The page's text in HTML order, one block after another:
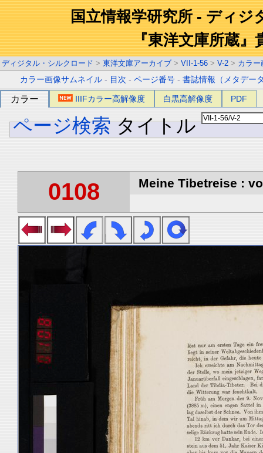
国立情報学研究所 - ディジ
『東洋文庫所蔵』
ディジタル・シルクロード > 東洋文庫アーカイブ > VII-1-56 > V-2 > カラー
カラー画像サムネイル - 目次 -ページ番号 -書誌情報（メタデー
カラー IIIFカラー高解像度 白黒高解像度 PDF
ページ検索 タイトル
0108 Meine Tibetreise :